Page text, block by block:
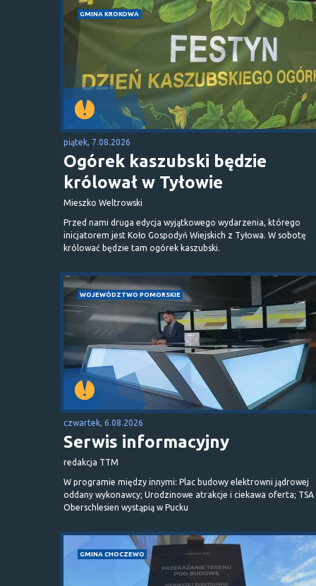
GMINA KROKOWA
piątek, 7.08.2026
Ogórek kaszubski będzie
królował w Tyłowie
Mieszko Weltrowski
Przed nami druga edycja wyjątkowego wydarzenia, którego
inicjatorem jest Koło Gospodyń Wiejskich z Tyłowa. W sobotę
królować będzie tam ogórek kaszubski.
WOJEWÓDZTWO POMORSKIE
czwartek, 6.08.2026
Serwis informacyjny
redakcja TTM
W programie między innymi: Plac budowy elektrowni jądrowej
oddany wykonawcy; Urodzinowe atrakcje i ciekawa oferta; TSA
Oberschlesien wystąpią w Pucku
GMINA CHOCZEWO